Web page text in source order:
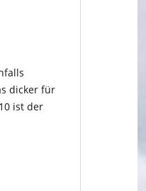
dicker für
ist der